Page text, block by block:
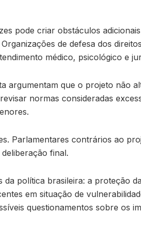
pode criar obstáculos
de defesa dos
médico, psicológico e
que o projeto não
normas consideradas
Parlamentares contrários ao
final.
política brasileira: a proteção
em situação de
questionamentos sobre os